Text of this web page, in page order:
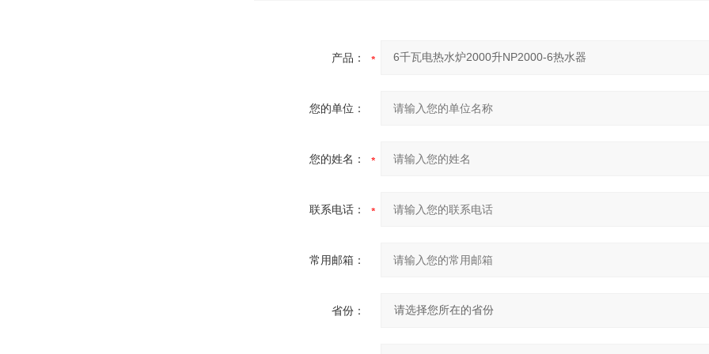
产品：
您的单位：
您的姓名：
联系电话：
常用邮箱：
省份：